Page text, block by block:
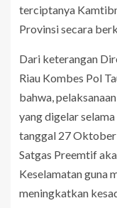
terciptanya
Provinsi secara
Dari keterangan
Riau Kombes Pol
bahwa,
yang digelar
tanggal 27 Oktober
Satgas Preemtif
Keselamatan guna
meningkatkan